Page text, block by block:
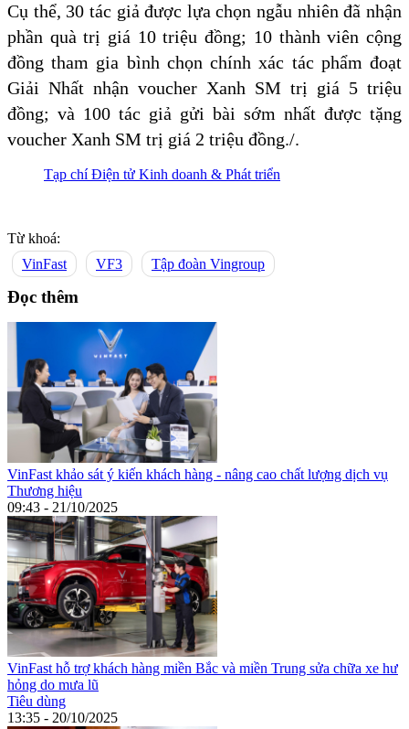
Cụ thể, 30 tác giả được lựa chọn ngẫu nhiên đã nhận
phần quà trị giá 10 triệu đồng; 10 thành viên cộng
đồng tham gia bình chọn chính xác tác phẩm đoạt
Giải Nhất nhận voucher Xanh SM trị giá 5 triệu
đồng; và 100 tác giả gửi bài sớm nhất được tặng
voucher Xanh SM trị giá 2 triệu đồng./.
Tạp chí Điện tử Kinh doanh & Phát triển
Từ khoá:
VinFast
VF3 Tập đoàn Vingroup
Đọc thêm
VinFast khảo sát ý kiến khách hàng - nâng cao chất lượng dịch vụ
Thương hiệu
09:43 - 21/10/2025
VinFast hỗ trợ khách hàng miền Bắc và miền Trung sửa chữa xe hư
hỏng do mưa lũ
Tiêu dùng
13:35 - 20/10/2025